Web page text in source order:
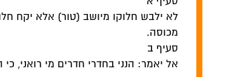
לא ילבש חלוקו מיושב (טור) אלא יקח
מכוסה.
סעיף ב
אל יאמר: הנני בחדרי חדרים מי רואני,